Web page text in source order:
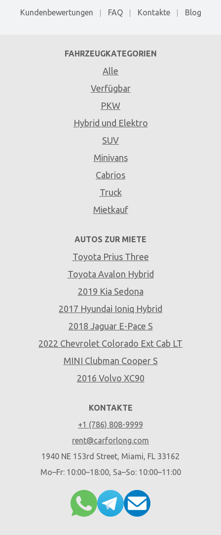
Kundenbewertungen FAQ Kontakte Blog
FAHRZEUGKATEGORIEN
Alle
Verfügbar
PKW
Hybrid und Elektro
SUV
Minivans
Cabrios
Truck
Mietkauf
AUTOS ZUR MIETE
Toyota Prius Three
Toyota Avalon Hybrid
2019 Kia Sedona
2017 Hyundai Ioniq Hybrid
2018 Jaguar E-Pace S
2022 Chevrolet Colorado Ext Cab LT
MINI Clubman Cooper S
2016 Volvo XC90
KONTAKTE
+1 (786) 808-9999
rent@carforlong.com
1940 NE 153rd Street, Miami, FL 33162
Mo–Fr: 10:00–18:00, Sa–So: 10:00–11:00